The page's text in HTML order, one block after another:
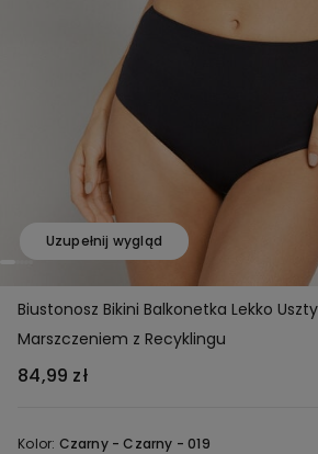
Uzupełnij wygląd
Biustonosz Bikini Balkonetka Lekko
Marszczeniem z Recyklingu
84,99 zł
Kolor: Czarny -Czarny - 019